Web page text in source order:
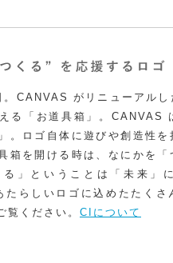
CANVAS がリニューアルし
る「お道具箱」。CANVAS
。ロゴ自体に遊びや創造性を
箱を開ける時は、なにかを「
」ということは「未来」
たらしいロゴに込めたたくさ
覧ください。 CIについて